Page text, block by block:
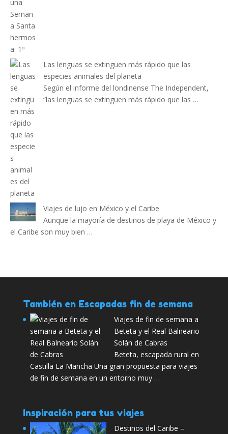
Las lenguas se extinguen más rápido que las
especies animales del planeta
Según el informe del londinense The Independent,
“las lenguas se extinguen más rápido que las …
Viajes de lujo en México y el Caribe
Aunque la mayoría de destinos de playa de México y
el Caribe son muy bien …
También en Escapadas fin de semana
Viajes de fin de semana a
Beteta y el Real Balneario
Solán de Cabras
Beteta, escapada rural en
Castilla La Mancha Una gran propuesta para viajes
de fin de semana en un entorno muy …
Inspiración para tus viajes
Destinos del Caribe –